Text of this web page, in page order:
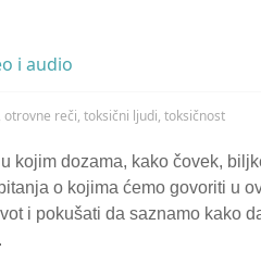
i audio
otrovne reči, toksični ljudi, toksičnost
kojim dozama, kako čovek,
o kojima ćemo govoriti u
i pokušati da saznamo kako